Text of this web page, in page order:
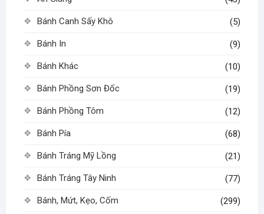
chọn
Bánh Canh Sấy Khô (5)
Bánh In (9)
Bánh Khác (10)
Bánh Phồng Sơn Đốc (19)
Bánh Phồng Tôm (12)
Bánh Pía (68)
Bánh Tráng Mỹ Lồng (21)
Bánh Tráng Tây Ninh (77)
Bánh, Mứt, Kẹo, Cốm (299)